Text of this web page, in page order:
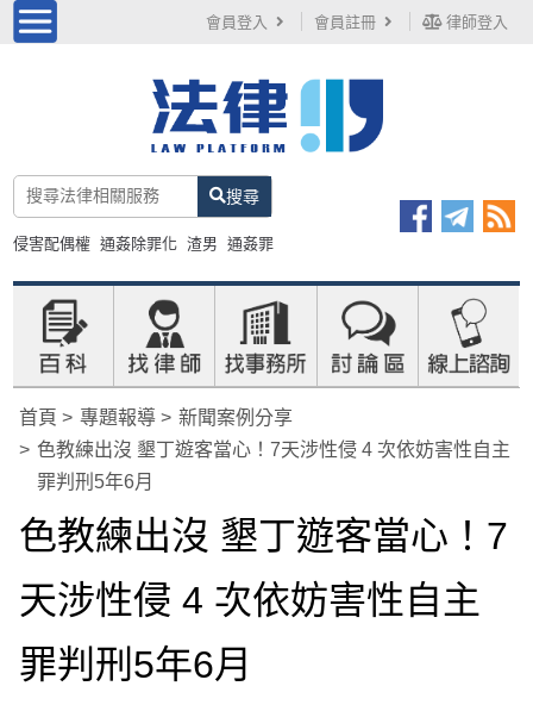
會員登入 會員註冊 律師登入
搜尋
侵害配偶權 通姦除罪化 渣男 通姦罪
首頁 專題報導
新聞案例分享
色教練出沒 墾丁遊客當心！7天涉性侵 4 次依妨害性自主
罪判刑5年6月
色教練出沒 墾丁遊客當心！7
天涉性侵 4 次依妨害性自主
罪判刑5年6月